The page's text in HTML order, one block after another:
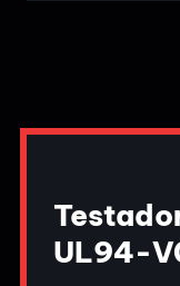
UL94-